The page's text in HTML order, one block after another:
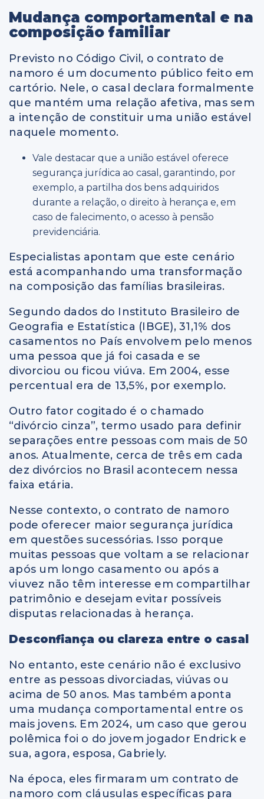
Mudança comportamental e na
composição familiar
Previsto no Código Civil, o contrato de
namoro é um documento público feito em
cartório. Nele, o casal declara formalmente
que mantém uma relação afetiva, mas sem
a intenção de constituir uma união estável
naquele momento.
Vale destacar que a união estável oferece
segurança jurídica ao casal, garantindo, por
exemplo, a partilha dos bens adquiridos
durante a relação, o direito à herança e, em
caso de falecimento, o acesso à pensão
previdenciária.
Especialistas apontam que este cenário
está acompanhando uma transformação
na composição das famílias brasileiras.
Segundo dados do Instituto Brasileiro de
Geografia e Estatística (IBGE), 31,1% dos
casamentos no País envolvem pelo menos
uma pessoa que já foi casada e se
divorciou ou ficou viúva. Em 2004, esse
percentual era de 13,5%, por exemplo.
Outro fator cogitado é o chamado
“divórcio cinza”, termo usado para definir
separações entre pessoas com mais de 50
anos. Atualmente, cerca de três em cada
dez divórcios no Brasil acontecem nessa
faixa etária.
Nesse contexto, o contrato de namoro
pode oferecer maior segurança jurídica
em questões sucessórias. Isso porque
muitas pessoas que voltam a se relacionar
após um longo casamento ou após a
viuvez não têm interesse em compartilhar
patrimônio e desejam evitar possíveis
disputas relacionadas à herança.
Desconfiança ou clareza entre o casal
No entanto, este cenário não é exclusivo
entre as pessoas divorciadas, viúvas ou
acima de 50 anos. Mas também aponta
uma mudança comportamental entre os
mais jovens. Em 2024, um caso que gerou
polêmica foi o do jovem jogador Endrick e
sua, agora, esposa, Gabriely.
Na época, eles firmaram um contrato de
namoro com cláusulas específicas para